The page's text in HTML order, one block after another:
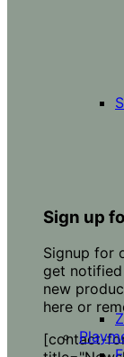
Sign up
Signup for
get notified
new
here or
[contact-